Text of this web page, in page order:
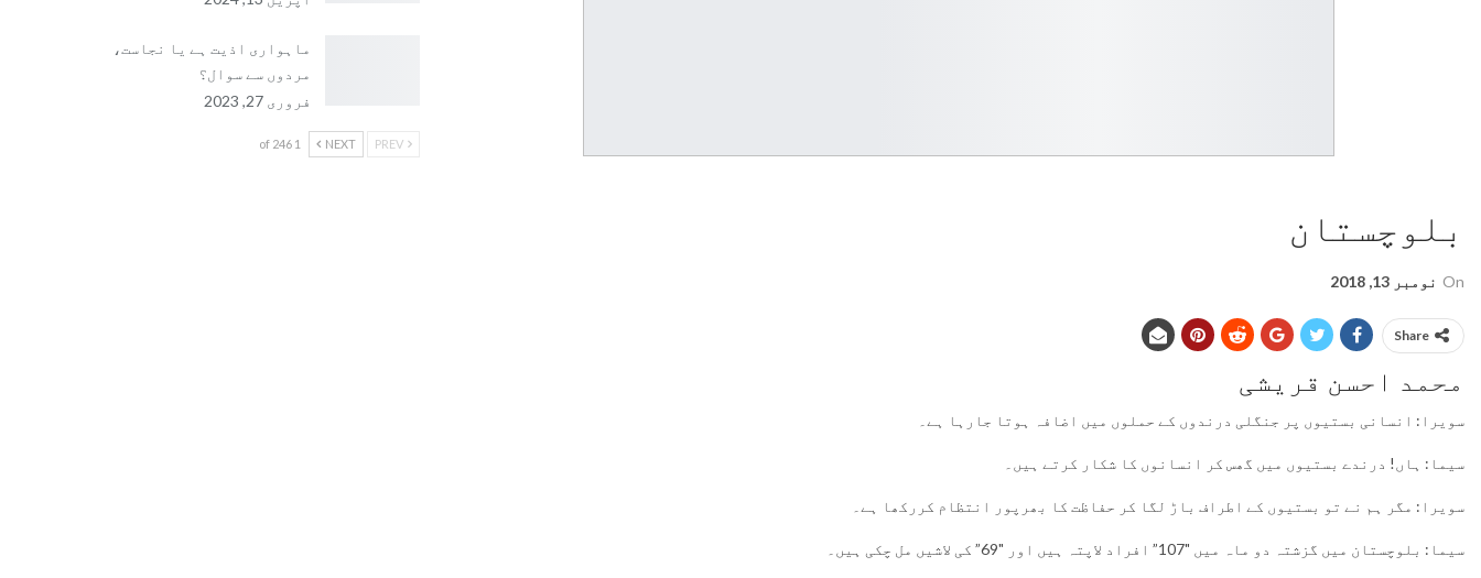
بلوچستان
On نومبر 13, 2018
Share
محمد احسن قریشی
سویرا: انسانی بستیوں پر جنگلی درندوں کے حملوں میں اضافہ ہوتا جارہا ہے۔
سیما: ہاں! درندے بستیوں میں گھس کر انسانوں کا شکار کرتے ہیں۔
سویرا: مگر ہم نے تو بستیوں کے اطراف باڑ لگا کر حفاظت کا بھرپور انتظام کررکھا ہے۔
سیما: بلوچستان میں گزشتہ دو ماہ میں "107” افراد لاپتہ ہیں اور "69” کی لاشیں مل چکی ہیں۔
ماہواری اذیت ہے یا نجاست،
مردوں سے سوال؟
فروری 27, 2023
NEXT
1 of 246